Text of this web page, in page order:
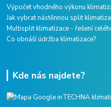
Výpočet vhodného výkonu
Jak vybrat nástěnnou split
Multisplit klimatizace - řešení
Co obnáší údržba klimatizace?
Kde nás najdete?